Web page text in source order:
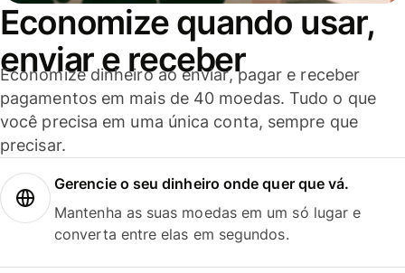
Economize quando usar,
enviar e receber
Economize dinheiro ao enviar, pagar e receber
pagamentos em mais de 40 moedas. Tudo o que
você precisa em uma única conta, sempre que
precisar.
Gerencie o seu dinheiro onde quer que vá.
Mantenha as suas moedas em um só lugar e
converta entre elas em segundos.